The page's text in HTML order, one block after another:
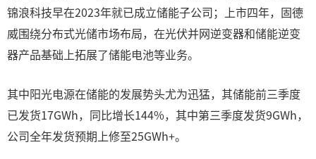
锦浪科技早在2023年就已成立储能子公司；上市四年，固德
威围绕分布式光储市场布局，在光伏并网逆变器和储能逆变
器产品基础上拓展了储能电池等业务。
其中阳光电源在储能的发展势头尤为迅猛，其储能前三季度
已发货17GWh，同比增长144%，其中第三季度发货9GWh，
公司全年发货预期上修至25GWh+。